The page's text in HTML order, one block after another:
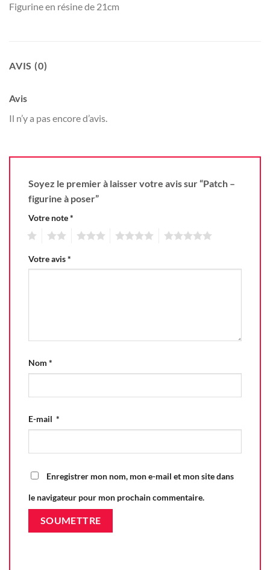
Figurine en résine de 21cm
AVIS (0)
Avis
Il n’y a pas encore d’avis.
Soyez le premier à laisser votre avis sur “Patch –
figurine à poser”
Votre note*
Votre avis*
Nom *
E-mail *
Enregistrer mon nom, mon e-mail et mon site dans
le navigateur pour mon prochain commentaire.